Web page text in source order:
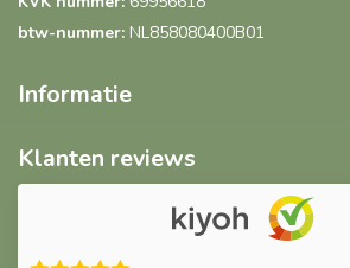
btw-nummer: NL858080400B01
Informatie
Klanten reviews